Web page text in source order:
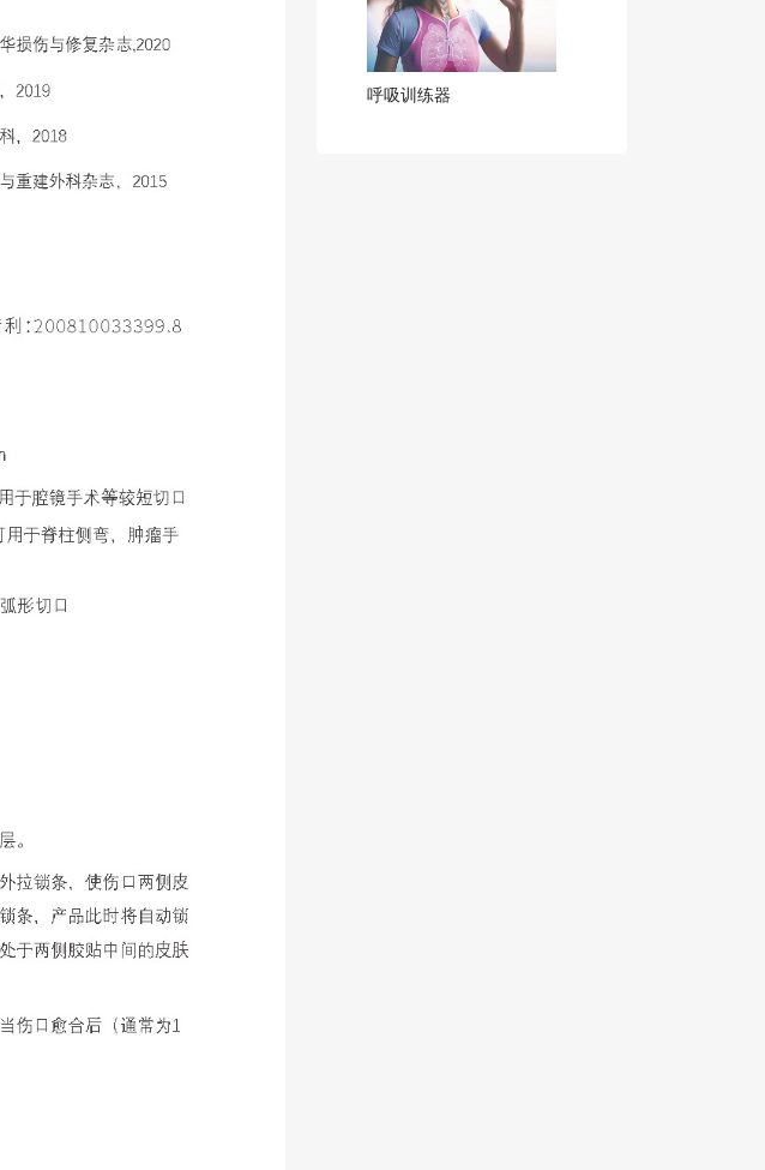
呼吸训练器